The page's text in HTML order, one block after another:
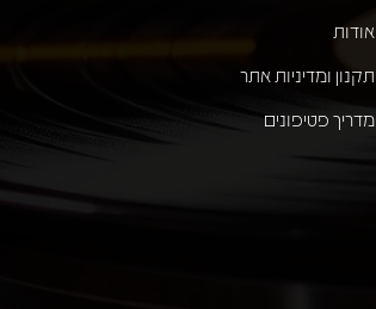
אודות
תקנון ומדיניות אתר
מדריך פטיפונים